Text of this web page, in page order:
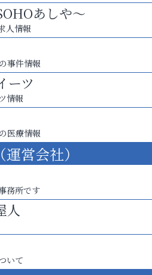
あしや～
人情報
事件情報
ーツ
情報
医療情報
営会社）
務所です
人
いて